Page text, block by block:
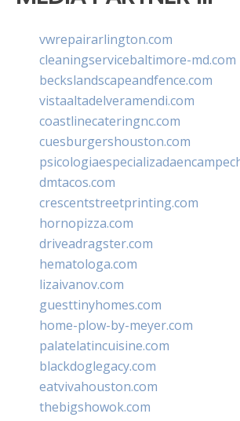
vwrepairarlington.com
cleaningservicebaltimore-md.com
beckslandscapeandfence.com
vistaaltadelveramendi.com
coastlinecateringnc.com
cuesburgershouston.com
dmtacos.com
crescentstreetprinting.com
hornopizza.com
driveadragster.com
hematologa.com
lizaivanov.com
guesttinyhomes.com
home-plow-by-meyer.com
palatelatincuisine.com
blackdoglegacy.com
eatvivahouston.com
thebigshowok.com